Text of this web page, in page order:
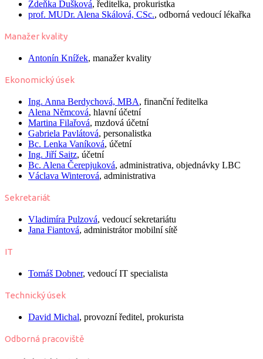
Zdeňka Dušková, ředitelka, prokuristka
prof. MUDr. Alena Skálová, CSc., odborná vedoucí lékařka
Manažer kvality
Antonín Knížek, manažer kvality
Ekonomický úsek
Ing. Anna Berdychová, MBA, finanční ředitelka
Alena Němcová, hlavní účetní
Martina Filařová, mzdová účetní
Gabriela Pavlátová, personalistka
Bc. Lenka Vaníková, účetní
Ing. Jiří Saitz, účetní
Bc. Alena Čerepjuková, administrativa, objednávky LBC
Václava Winterová, administrativa
Sekretariát
Vladimíra Pulzová, vedoucí sekretariátu
Jana Fiantová, administrátor mobilní sítě
IT
Tomáš Dobner, vedoucí IT specialista
Technický úsek
David Michal, provozní ředitel, prokurista
Odborná pracoviště